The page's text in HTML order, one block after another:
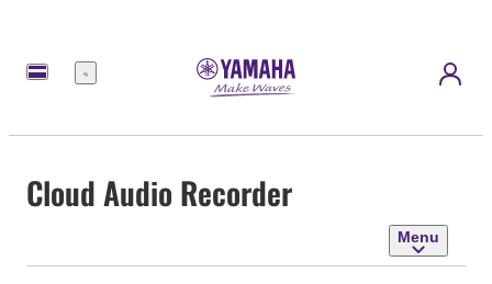
Menu
Cloud Audio Recorder
Menu